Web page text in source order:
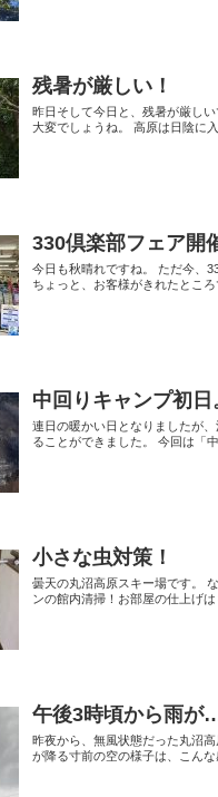
残暑が厳しい！
昨日そして今日と、残暑が厳し
大変でしょうね。 高原は日陰に
330倶楽部フェア開
今日も秋晴れですね。 ただ今、
ちょっと、お客様がきれたとこ
中回りキャンプ初日
連日の暖かい日となりましたが
ることができました。 今回は「
小さな虫対策！
曇天の丸沼高原スキー場です。
ンの館内清掃！お部屋の仕上げ
午後3時頃から雨が…
昨夜から、無風状態だった丸沼
が降る寸前の空の様子は、こんな